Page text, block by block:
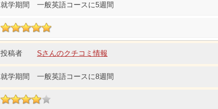
一般英語コースに5週間
Sさんのクチコミ情報
一般英語コースに8週間